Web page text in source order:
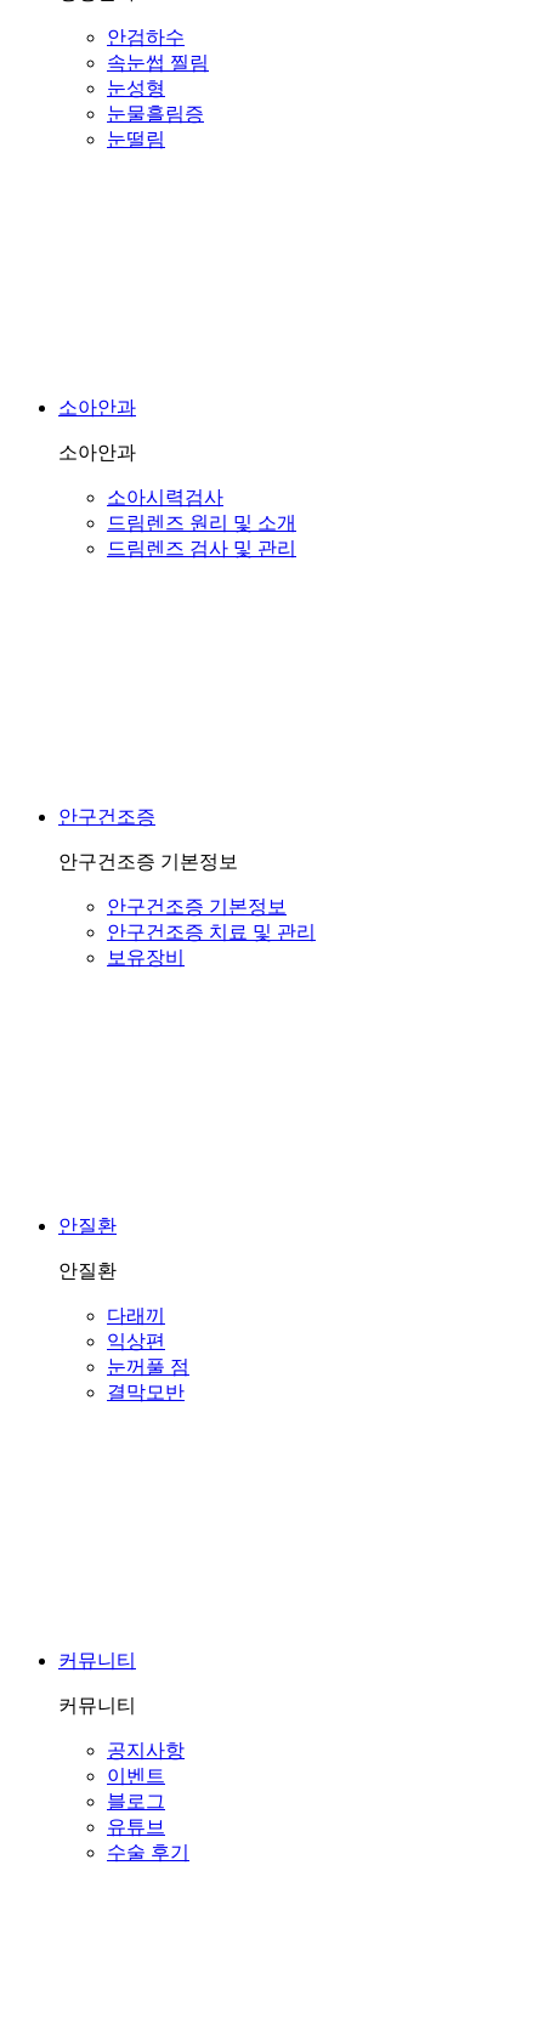
안검하수
속눈썹 찔림
눈성형
눈물흘림증
눈떨림
소아안과
소아안과
소아시력검사
드림렌즈 원리 및 소개
드림렌즈 검사 및 관리
안구건조증
안구건조증 기본정보
안구건조증 기본정보
안구건조증 치료 및 관리
보유장비
안질환
안질환
다래끼
익상편
눈꺼풀 점
결막모반
커뮤니티
커뮤니티
공지사항
이벤트
블로그
유튜브
수술 후기